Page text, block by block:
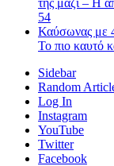
της μαζί – Η
54
Καύσωνας με
Το πιο καυτό
Sidebar
Random
Log In
Instagram
YouTube
Twitter
Facebook